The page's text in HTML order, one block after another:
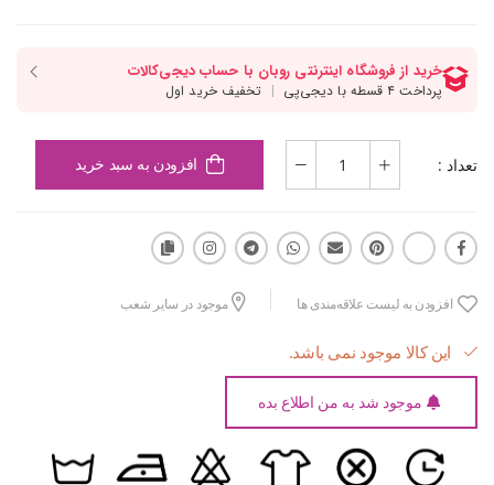
تعداد : افزودن به سبد خرید
افزودن به لیست علاقه‌مندی ها موجود در سایر شعب
این کالا موجود نمی باشد.
موجود شد به من اطلاع بده